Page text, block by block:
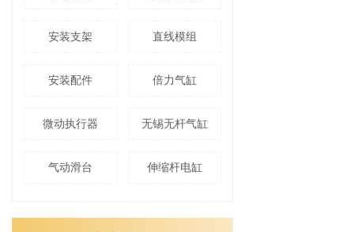
安装支架 直线模组
安装配件 倍力气缸
微动执行器 无锡无杆气缸
气动滑台 伸缩杆电缸